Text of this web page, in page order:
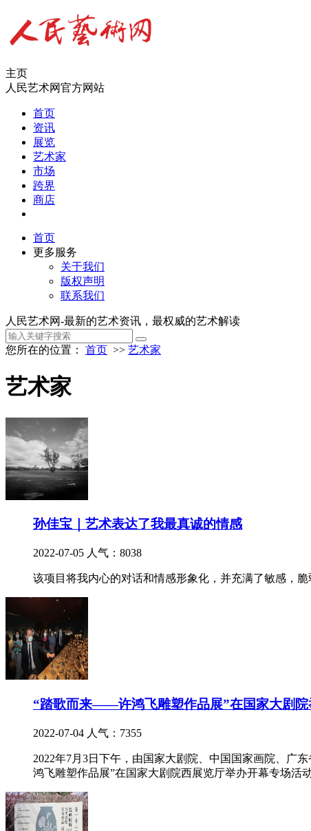
主页
人民艺术网官方网站
首页
资讯
展览
艺术家
市场
跨界
商店
首页
更多服务
关于我们
版权声明
联系我们
人民艺术网-最新的艺术资讯，最权威的艺术解读
您所在的位置： 首页 >> 艺术家
艺术家
孙佳宝｜艺术表达了我最真诚的情感
2022-07-05 人气：8038
该项目将我内心的对话和情感形象化，并充满了敏感，
“踏歌而来——许鸿飞雕塑作品展”在国家大剧院
2022-07-04 人气：7355
2022年7月3日下午，由国家大剧院、中国国家画院、
鸿飞雕塑作品展”在国家大剧院西展览厅举办开幕专场活动